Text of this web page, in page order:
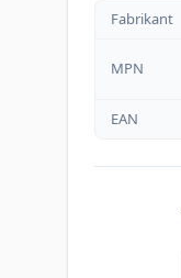
Fabrikant
MPN
EAN